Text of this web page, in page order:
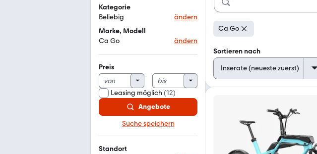
Kategorie
Beliebig
ändern
Marke, Modell
Ca Go
ändern
Preis
Leasing möglich (12)
Angebote
Suche speichern
Standort
Ca Go
Sortieren nach